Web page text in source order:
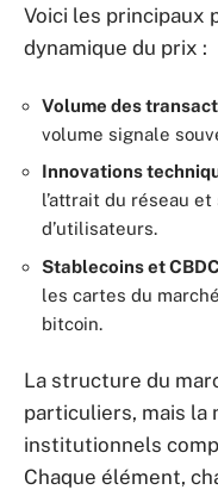
Voici les principaux
dynamique du prix :
Volume des
volume signale
Innovations
l’attrait du réseau
d’utilisateurs.
Stablecoins et CBDC
les cartes du
bitcoin.
La structure du
particuliers, mais la
institutionnels
Chaque élément,